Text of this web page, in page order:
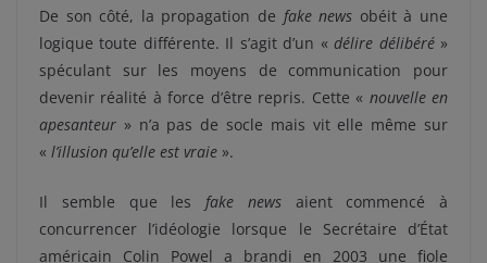
De son côté, la propagation de fake news obéit à une
logique toute différente. Il s’agit d’un «délire délibéré»
spéculant sur les moyens de communication pour
devenir réalité à force d’être repris. Cette « nouvelle en
apesanteur » n’a pas de socle mais vit elle même sur
« l’illusion qu’elle est vraie ».
Il semble que les fake newsaient commencé à
concurrencer l’idéologie lorsque le Secrétaire d’État
américain Colin Powel a brandi en 2003 une fiole